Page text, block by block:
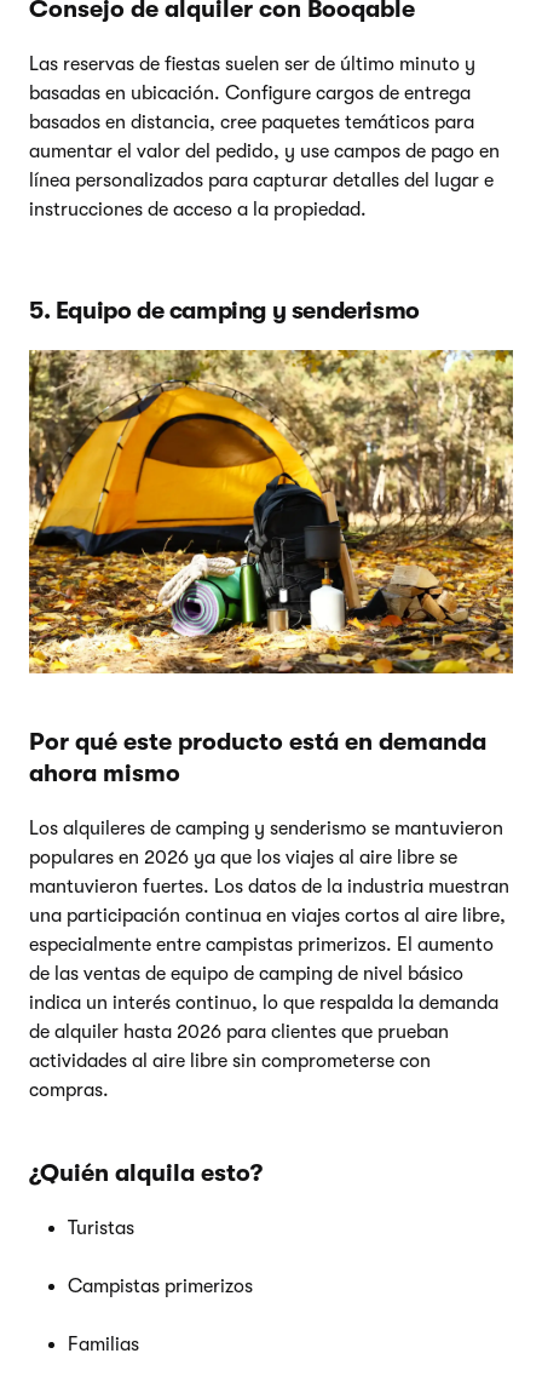
Consejo de alquiler con Booqable
Las reservas de fiestas suelen ser de último minuto y
basadas en ubicación. Configure cargos de entrega
basados en distancia, cree paquetes temáticos para
aumentar el valor del pedido, y use campos de pago en
línea personalizados para capturar detalles del lugar e
instrucciones de acceso a la propiedad.
5. Equipo de camping y senderismo
Por qué este producto está en demanda
ahora mismo
Los alquileres de camping y senderismo se mantuvieron
populares en 2026 ya que los viajes al aire libre se
mantuvieron fuertes. Los datos de la industria muestran
una participación continua en viajes cortos al aire libre,
especialmente entre campistas primerizos. El aumento
de las ventas de equipo de camping de nivel básico
indica un interés continuo, lo que respalda la demanda
de alquiler hasta 2026 para clientes que prueban
actividades al aire libre sin comprometerse con
compras.
¿Quién alquila esto?
Turistas
Campistas primerizos
Familias